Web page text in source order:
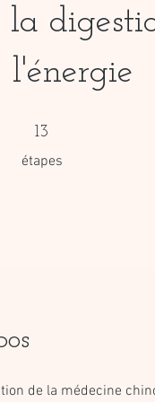
13
étapes
13 étapes
de la médecine